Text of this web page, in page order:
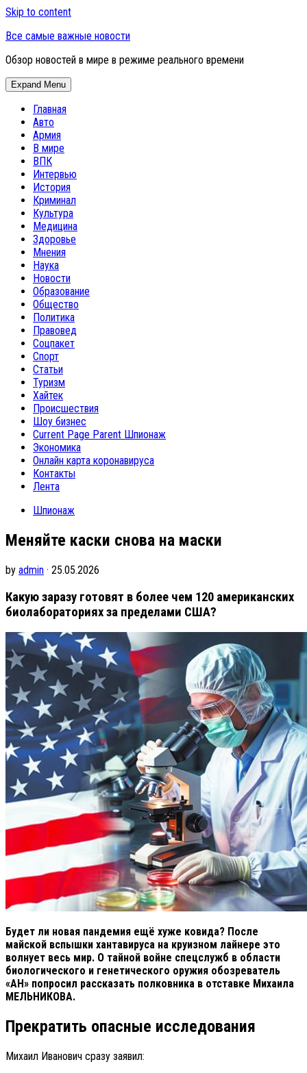
Skip to content
Все самые важные новости
Обзор новостей в мире в режиме реального времени
Expand Menu
Главная
Авто
Армия
В мире
ВПК
Интервью
История
Криминал
Культура
Медицина
Здоровье
Мнения
Наука
Новости
Образование
Общество
Политика
Правовед
Соцпакет
Спорт
Статьи
Туризм
Хайтек
Происшествия
Шоу бизнес
Current Page Parent Шпионаж
Экономика
Онлайн карта коронавируса
Контакты
Лента
Шпионаж
Меняйте каски снова на маски
by admin · 25.05.2026
Какую заразу готовят в более чем 120 американских
биолабораториях за пределами США?
Будет ли новая пандемия ещё хуже ковида? После
майской вспышки хантавируса на круизном лайнере это
волнует весь мир. О тайной войне спецслужб в области
биологического и генетического оружия обозреватель
«АН» попросил рассказать полковника в отставке Михаила
МЕЛЬНИКОВА.
Прекратить опасные исследования
Михаил Иванович сразу заявил: